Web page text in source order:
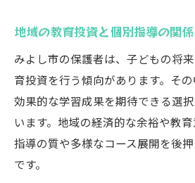
口コミや評判が重要な個
個別指導選びで気を付け
安心して任せられる個別
学習環境で差がつくみよし市
みよし市の学習環境と個
個別指導が学習環境に与
地域の教育投資と個別指導の関
みよし市の保護者は、子どもの将
育投資を行う傾向があります。その
効果的な学習成果を期待できる選
います。地域の経済的な余裕や教
指導の質や多様なコース展開を後
です。